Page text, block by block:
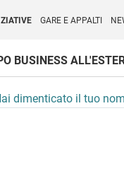
GARE E APPALTI
BUSINESS
dimenticato il tuo